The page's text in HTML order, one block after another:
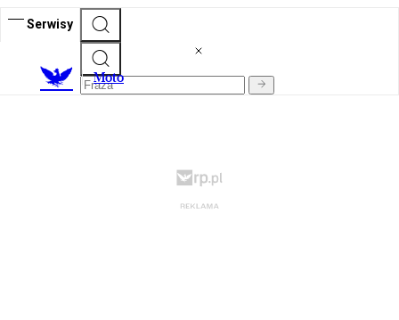
Serwisy
Moto